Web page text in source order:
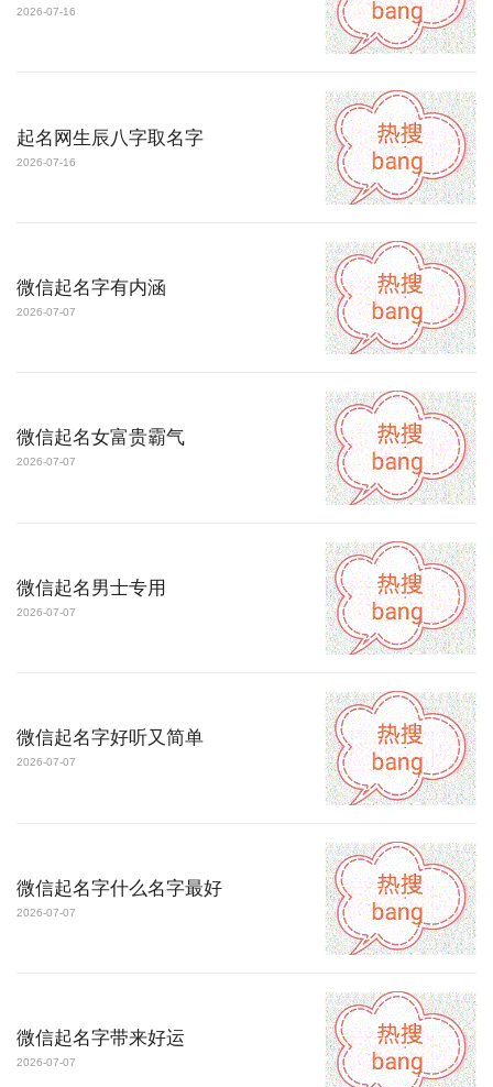
2026-07-16
起名网生辰八字取名字
2026-07-16
微信起名字有内涵
2026-07-07
微信起名女富贵霸气
2026-07-07
微信起名男士专用
2026-07-07
微信起名字好听又简单
2026-07-07
微信起名字什么名字最好
2026-07-07
微信起名字带来好运
2026-07-07